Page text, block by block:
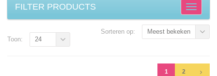
FILTER PRODUCTS
Sorteren op: Meest bekeken
1 2
Toon: 24